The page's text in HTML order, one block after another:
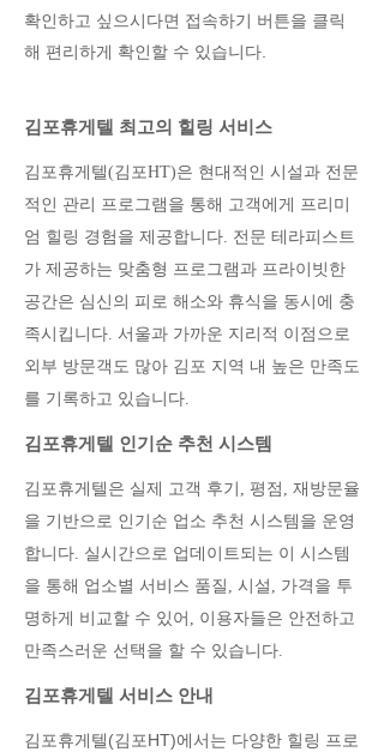
확인하고 싶으시다면 접속하기 버튼을 클릭
해 편리하게 확인할 수 있습니다.
김포휴게텔 최고의 힐링 서비스
김포휴게텔(김포HT)은 현대적인 시설과 전문
적인 관리 프로그램을 통해 고객에게 프리미
엄 힐링 경험을 제공합니다. 전문 테라피스트
가 제공하는 맞춤형 프로그램과 프라이빗한
공간은 심신의 피로 해소와 휴식을 동시에 충
족시킵니다. 서울과 가까운 지리적 이점으로
외부 방문객도 많아 김포 지역 내 높은 만족도
를 기록하고 있습니다.
김포휴게텔 인기순 추천 시스템
김포휴게텔은 실제 고객 후기, 평점, 재방문율
을 기반으로 인기순 업소 추천 시스템을 운영
합니다. 실시간으로 업데이트되는 이 시스템
을 통해 업소별 서비스 품질, 시설, 가격을 투
명하게 비교할 수 있어, 이용자들은 안전하고
만족스러운 선택을 할 수 있습니다.
김포휴게텔 서비스 안내
김포휴게텔(김포HT)에서는 다양한 힐링 프로